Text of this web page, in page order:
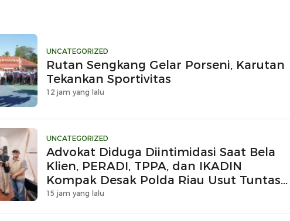
UNCATEGORIZED
Rutan Sengkang Gelar Porseni, Karutan
Tekankan Sportivitas
12 jam yang lalu
UNCATEGORIZED
Advokat Diduga Diintimidasi Saat Bela
Klien, PERADI, TPPA, dan IKADIN
Kompak Desak Polda Riau Usut Tuntas
Dugaan Premanisme
15 jam yang lalu